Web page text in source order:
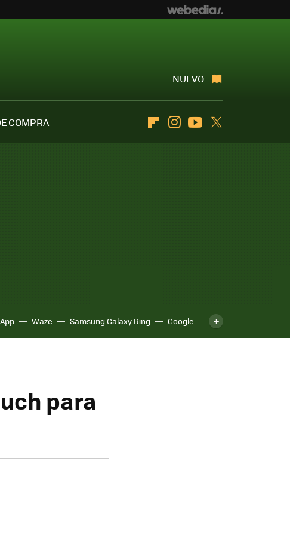
NUEVO
COMPRA
FlipboardInstagramYoutube
Waze Samsung Galaxy Ring
Google
para